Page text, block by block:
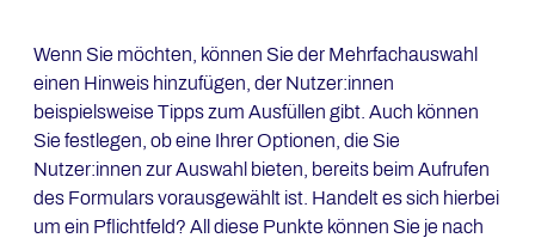
Wenn Sie möchten, können Sie der Mehrfachauswahl
einen Hinweis hinzufügen, der Nutzer:innen
beispielsweise Tipps zum Ausfüllen gibt. Auch können
Sie festlegen, ob eine Ihrer Optionen, die Sie
Nutzer:innen zur Auswahl bieten, bereits beim Aufrufen
des Formulars vorausgewählt ist. Handelt es sich hierbei
um ein Pflichtfeld? All diese Punkte können Sie je nach